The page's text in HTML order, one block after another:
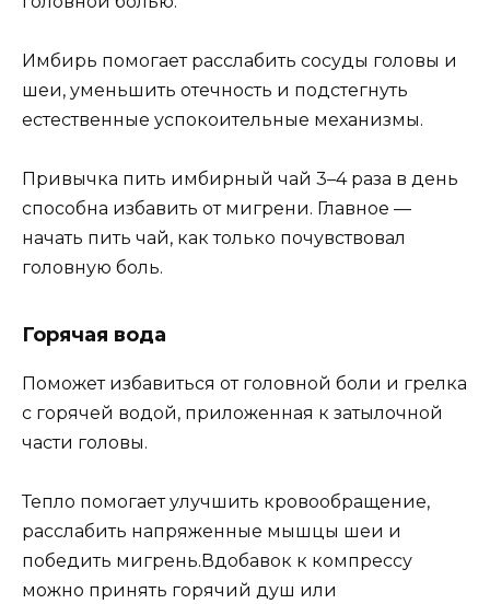
Имбирь помогает расслабить сосуды головы и
шеи, уменьшить отечность и подстегнуть
естественные успокоительные механизмы.
Привычка пить имбирный чай 3–4 раза в день
способна избавить от мигрени. Главное —
начать пить чай, как только почувствовал
головную боль.
Горячая вода
Поможет избавиться от головной боли и грелка
с горячей водой, приложенная к затылочной
части головы.
Тепло помогает улучшить кровообращение,
расслабить напряженные мышцы шеи и
победить мигрень.Вдобавок к компрессу
можно принять горячий душ или